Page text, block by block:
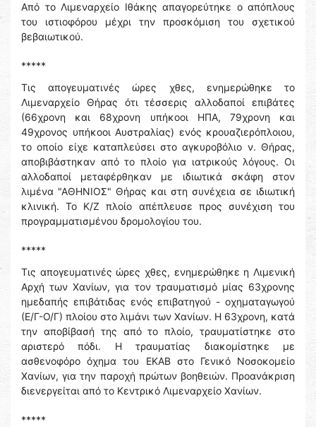
Από το Λιμεναρχείο Ιθάκης απαγορεύτηκε ο απόπλους
του ιστιοφόρου μέχρι την προσκόμιση του σχετικού
βεβαιωτικού.
*****
Τις απογευματινές ώρες χθες, ενημερώθηκε το
Λιμεναρχείο Θήρας ότι τέσσερις αλλοδαποί επιβάτες
(66χρονη και 68χρονη υπήκοοι ΗΠΑ, 79χρονη και
49χρονος υπήκοοι Αυστραλίας) ενός κρουαζιερόπλοιου,
το οποίο είχε καταπλεύσει στο αγκυροβόλιο ν. Θήρας,
αποβιβάστηκαν από το πλοίο για ιατρικούς λόγους. Οι
αλλοδαποί μεταφέρθηκαν με ιδιωτικά σκάφη στον
λιμένα "ΑΘΗΝΙΟΣ" Θήρας και στη συνέχεια σε ιδιωτική
κλινική. Το Κ/Ζ πλοίο απέπλευσε προς συνέχιση του
προγραμματισμένου δρομολογίου του.
*****
Τις απογευματινές ώρες χθες, ενημερώθηκε η Λιμενική
Αρχή των Χανίων, για τον τραυματισμό μίας 63χρονης
ημεδαπής επιβάτιδας ενός επιβατηγού - οχηματαγωγού
(Ε/Γ-Ο/Γ) πλοίου στο λιμάνι των Χανίων. Η 63χρονη, κατά
την αποβίβασή της από το πλοίο, τραυματίστηκε στο
αριστερό πόδι. Η τραυματίας διακομίστηκε με
ασθενοφόρο όχημα του ΕΚΑΒ στο Γενικό Νοσοκομείο
Χανίων, για την παροχή πρώτων βοηθειών. Προανάκριση
διενεργείται από το Κεντρικό Λιμεναρχείο Χανίων.
*****